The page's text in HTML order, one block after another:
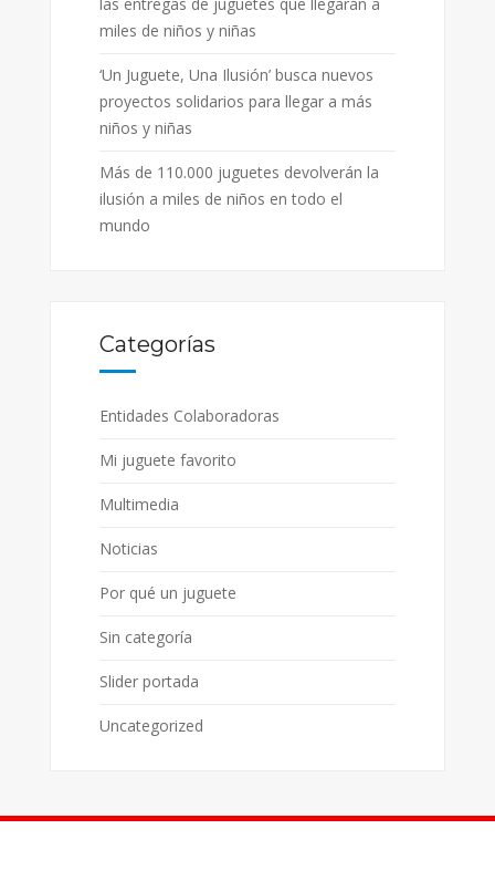
miles de niños y niñas
‘Un Juguete, Una Ilusión’ busca nuevos
proyectos solidarios para llegar a más
niños y niñas
Más de 110.000 juguetes devolverán la
ilusión a miles de niños en todo el
mundo
Categorías
Entidades Colaboradoras
Mi juguete favorito
Multimedia
Noticias
Por qué un juguete
Sin categoría
Slider portada
Uncategorized